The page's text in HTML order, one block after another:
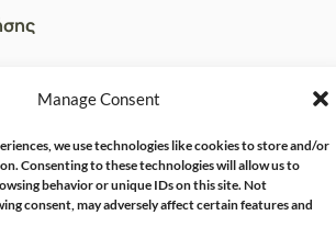
Manage Consent
we use technologies like cookies to store and/or
Consenting to these technologies will allow us to
behavior or unique IDs on this site. Not
consent, may adversely affect certain features and
ΣΥΝΔΕΣΜΟΙ
μου